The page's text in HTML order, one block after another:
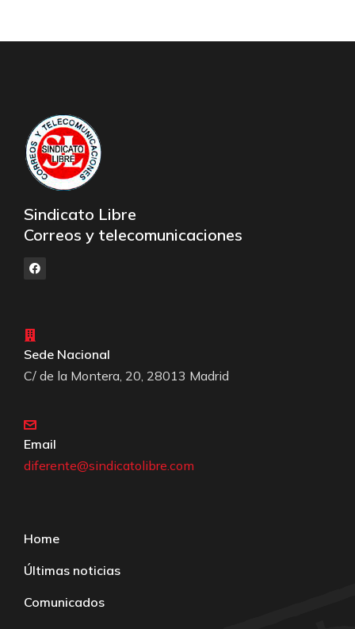
Sindicato Libre
Correos y telecomunicaciones
Sede Nacional
C/ de la Montera, 20, 28013 Madrid
Email
diferente@sindicatolibre.com
Home
Últimas noticias
Comunicados